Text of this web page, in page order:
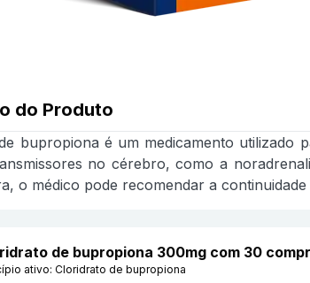
do Produto
bupropiona é um medicamento utilizado
no cérebro, como a
o médico pode recomendar a
de bupropiona 300mg com 30
ativo: Cloridrato de bupropiona